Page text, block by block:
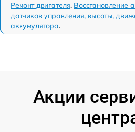
Ремонт двигателя, Восстановление
датчиков управления, высоты,
аккумулятора.
Акции